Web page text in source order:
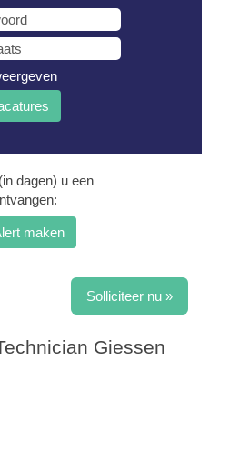
dagen) u een
maken
Solliciteer nu »
Giessen